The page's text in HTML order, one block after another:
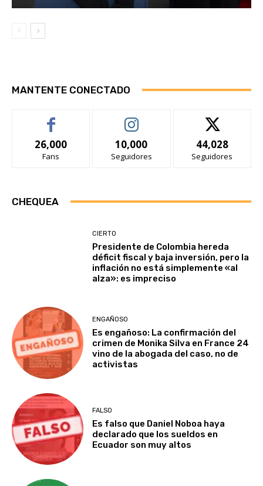
MANTENTE CONECTADO
26,000
Fans
10,000
Seguidores
44,028
Seguidores
CHEQUEA
CIERTO
Presidente de Colombia hereda
déficit fiscal y baja inversión, pero la
inflación no está simplemente «al
alza»: es impreciso
ENGAÑOSO
Es engañoso: La confirmación del
crimen de Monika Silva en France 24
vino de la abogada del caso, no de
activistas
FALSO
Es falso que Daniel Noboa haya
declarado que los sueldos en
Ecuador son muy altos